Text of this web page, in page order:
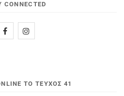
CONNECTED
ΤΟ ΤΕΎΧΟΣ 41